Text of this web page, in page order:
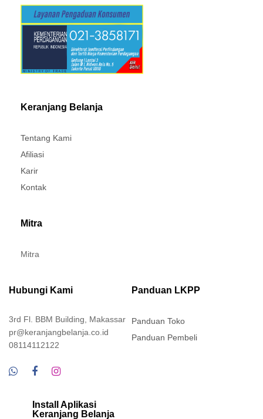
Keranjang Belanja
Tentang Kami
Afiliasi
Karir
Kontak
Mitra
Mitra
Hubungi Kami
3rd Fl. BBM Building, Makassar
pr@keranjangbelanja.co.id
08114112122
Panduan LKPP
Panduan Toko
Panduan Pembeli
Install Aplikasi
Keranjang Belanja